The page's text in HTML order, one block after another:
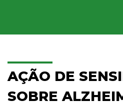
AÇÃO DE
SOBRE